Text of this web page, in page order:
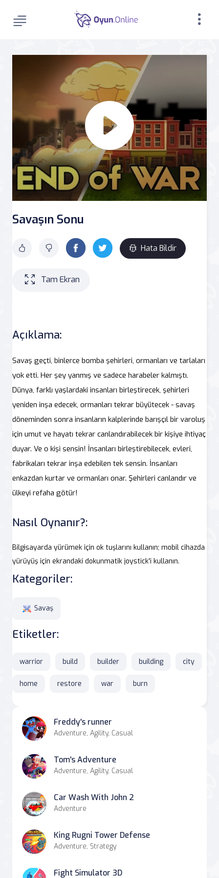
Savaşın Sonu
Hata Bildir
Tam Ekran
Açıklama:
Savaş geçti, binlerce bomba şehirleri, ormanları ve tarlaları
yok etti. Her şey yanmış ve sadece harabeler kalmıştı.
Dünya, farklı yaşlardaki insanları birleştirecek, şehirleri
yeniden inşa edecek, ormanları tekrar büyütecek - savaş
döneminden sonra insanların kalplerinde barışçıl bir varoluş
için umut ve hayatı tekrar canlandırabilecek bir kişiye ihtiyaç
duyar. Ve o kişi sensin! İnsanları birleştirebilecek, evleri,
fabrikaları tekrar inşa edebilen tek sensin. İnsanları
enkazdan kurtar ve ormanları onar. Şehirleri canlandır ve
ülkeyi refaha götür!
Nasıl Oynanır?:
Bilgisayarda yürümek için ok tuşlarını kullanın; mobil cihazda
yürüyüş için ekrandaki dokunmatik joystick'i kullanın.
Kategoriler:
Savaş
Etiketler:
warrior build builder building city
home restore war burn
Freddy's runner
Adventure, Agility, Casual
Tom's Adventure
Adventure, Agility, Casual
Car Wash With John 2
Adventure
King Rugni Tower Defense
Adventure, Strategy
Fight Simulator 3D